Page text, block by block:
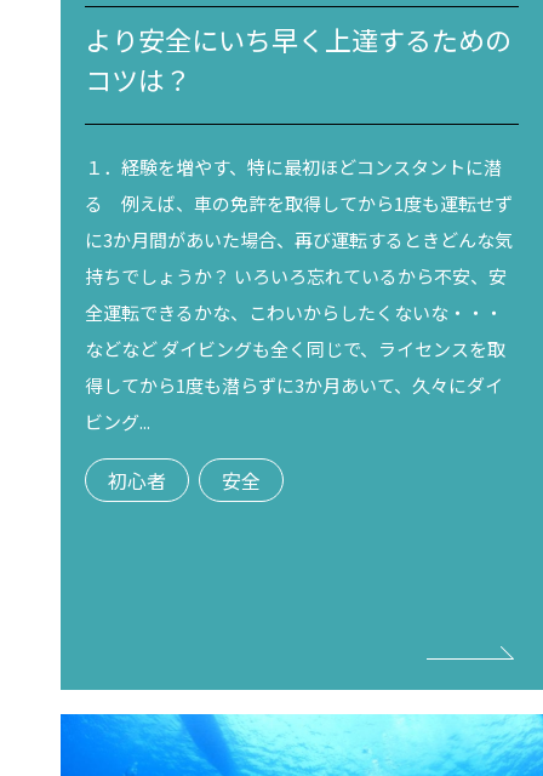
より安全にいち早く上達するための
コツは？
１．経験を増やす、特に最初ほどコンスタントに潜
る 例えば、車の免許を取得してから1度も運転せず
に3か月間があいた場合、再び運転するときどんな気
持ちでしょうか？ いろいろ忘れているから不安、安
全運転できるかな、こわいからしたくないな・・・
などなど ダイビングも全く同じで、ライセンスを取
得してから1度も潜らずに3か月あいて、久々にダイ
ビング...
初心者 安全